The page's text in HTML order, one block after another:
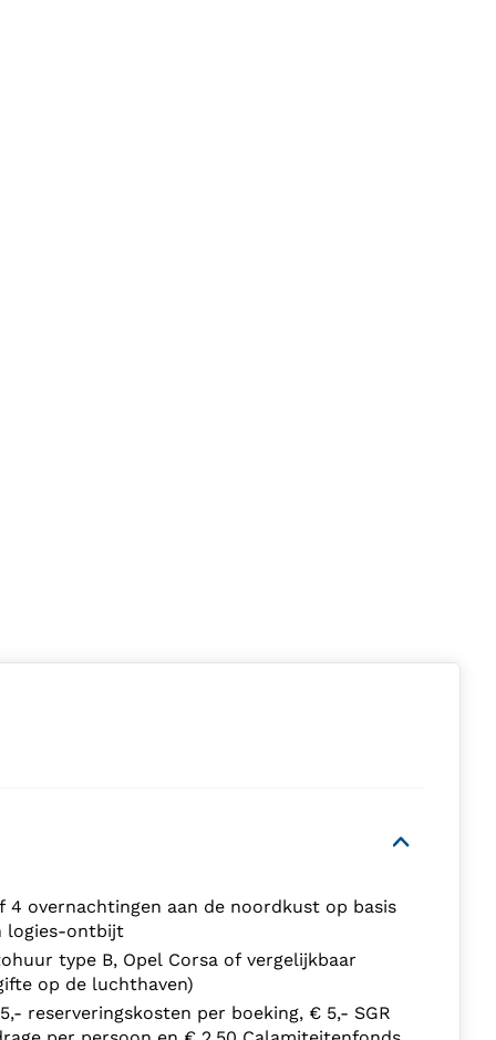
4 overnachtingen aan de noordkust op basis
logies-ontbijt
type B, Opel Corsa of vergelijkbaar
op de luchthaven)
reserveringskosten per boeking, € 5,- SGR